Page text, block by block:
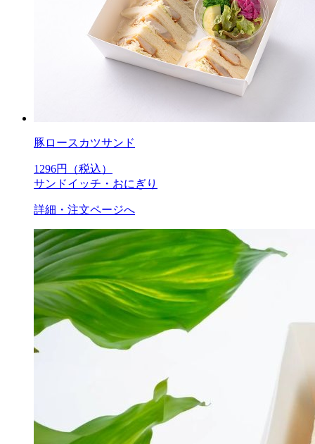
豚ロースカツサンド
1296円（税込）
サンドイッチ・おにぎり
詳細・注文ページへ